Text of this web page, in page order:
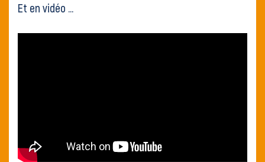
Et en vidéo …